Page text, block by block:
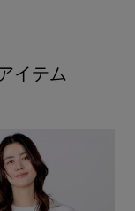
イテム